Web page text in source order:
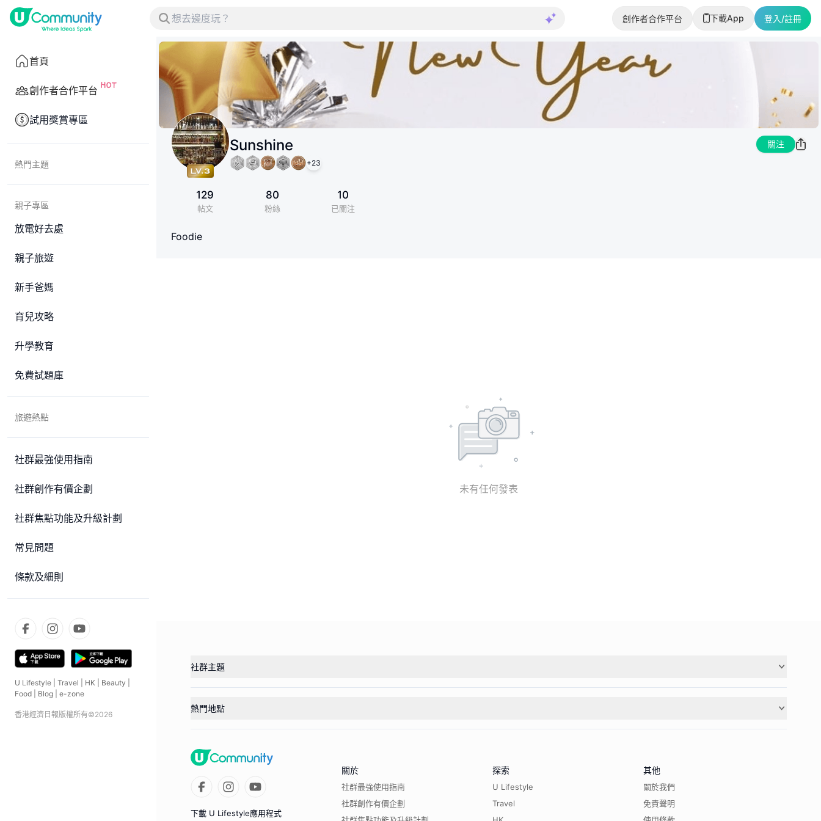
創作者合作平台 下載App 登入/註冊
首頁
創作者合作平台
試用獎賞專區
熱門主題
親子專區
放電好去處
親子旅遊
新手爸媽
育兒攻略
升學教育
免費試題庫
旅遊熱點
社群最強使用指南
社群創作有價企劃
社群焦點功能及升級計劃
常見問題
條款及細則
U Lifestyle Travel HK Beauty
Food
Blog e-zone
香港經濟日報版權所有©2026
Sunshine
+23
關注
129
帖文
80
粉絲
10
已關注
Foodie
未有任何發表
社群主題
熱門地點
下載 U Lifestyle應用程式
關於
社群最強使用指南
社群創作有價企劃
探索
U Lifestyle
Travel
其他
關於我們
免責聲明